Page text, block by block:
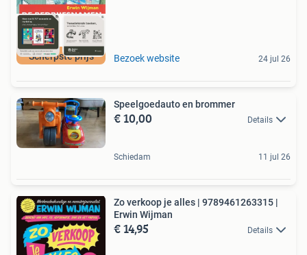
Scherpste prijs Bezoek website 24 jul 26
Speelgoedauto en brommer
€ 10,00 Details
Schiedam 11 jul 26
Zo verkoop je alles | 9789461263315 |
Erwin Wijman
€ 14,95 Details